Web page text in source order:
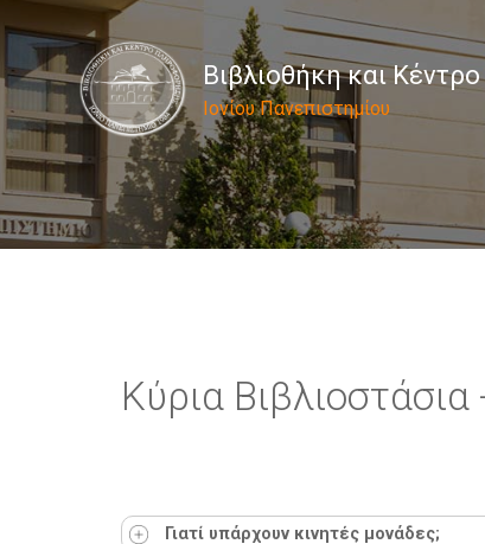
Βιβλιοθήκη και
Ιονίου Πανεπιστημίου
Κύρια
Γιατί υπάρχουν κινητές μονάδες;